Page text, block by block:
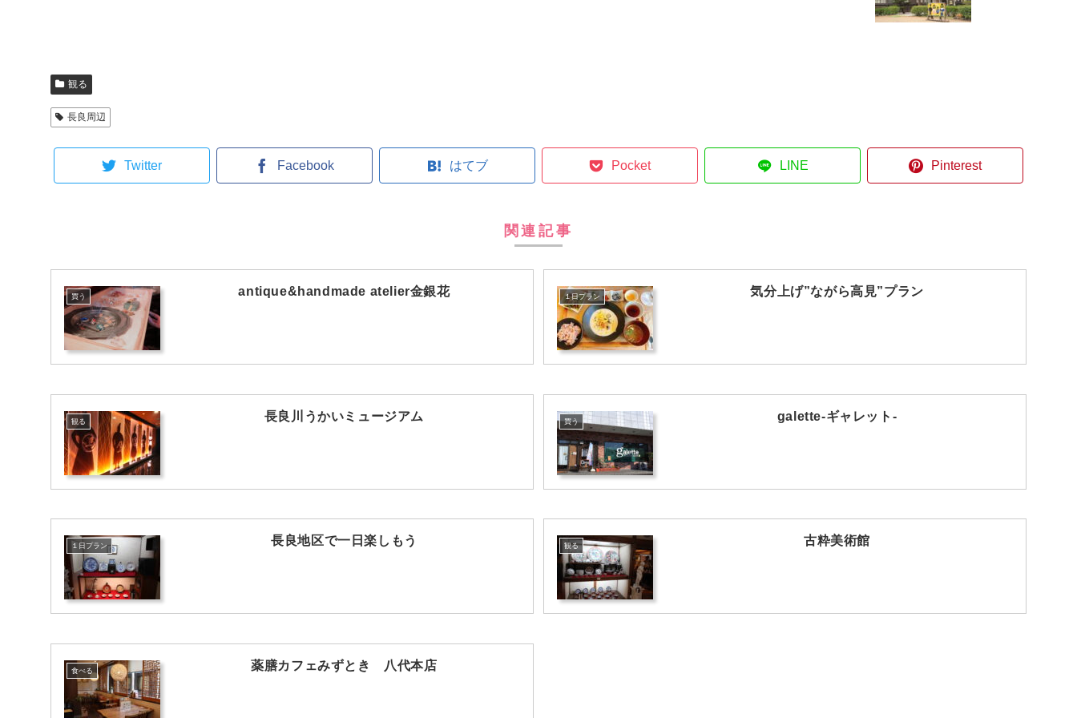
観る
長良周辺
Twitter Facebook はてブ Pocket LINE Pinterest
関連記事
買う antique&handmade atelier金銀花 １日プラン 気分上げ”ながら高見”プラン
観る 長良川うかいミュージアム 買う galette-ギャレット-
１日プラン 長良地区で一日楽しもう 観る 古粋美術館
食べる 薬膳カフェみずとき 八代本店